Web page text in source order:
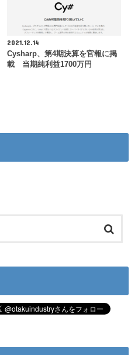
2021.12.14
Cysharp、第4期決算を官報に掲
載 当期純利益1700万円